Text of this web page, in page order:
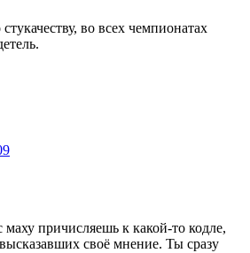
во всех чемпионатах
причисляешь к какой-то кодле,
своё мнение. Ты сразу